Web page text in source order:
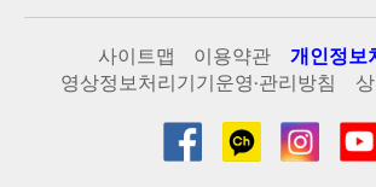
사이트맵 이용약관
개인정보
영상정보처리기기운영·관리방침